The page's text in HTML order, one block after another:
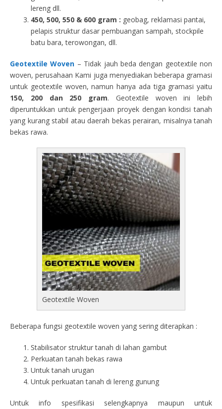
lereng dll.
450, 500, 550 & 600 gram : geobag, reklamasi pantai,
pelapis struktur dasar pembuangan sampah, stockpile
batu bara, terowongan, dll.
Geotextile Woven – Tidak jauh beda dengan geotextile non
woven, perusahaan Kami juga menyediakan beberapa gramasi
untuk geotextile woven, namun hanya ada tiga gramasi yaitu
150, 200 dan 250 gram. Geotextile woven ini lebih
diperuntukkan untuk pengerjaan proyek dengan kondisi tanah
yang kurang stabil atau daerah bekas perairan, misalnya tanah
bekas rawa.
Geotextile Woven
Beberapa fungsi geotextile woven yang sering diterapkan :
Stabilisator struktur tanah di lahan gambut
Perkuatan tanah bekas rawa
Untuk tanah urugan
Untuk perkuatan tanah di lereng gunung
Untuk info spesifikasi selengkapnya maupun untuk